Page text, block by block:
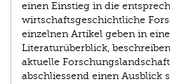
einen Einstieg in die
wirtschaftsgeschichtliche
einzelnen Artikel geben in
Literaturüberblick,
aktuelle
abschliessend einen Ausblick